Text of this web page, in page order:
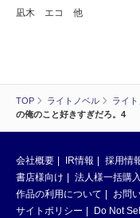
TOP ライトノベル ライ
の俺のこと好きすぎだろ。4
凪木 エコ 他
会社概要 IR情報 採用情
書店様向け
法人様一括購入
作品の利用について
お問
サイトポリシー
Do Not